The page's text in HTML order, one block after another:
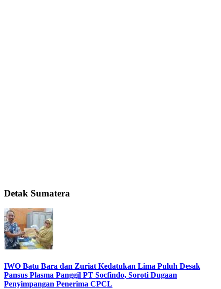
Detak Sumatera
IWO Batu Bara dan Zuriat Kedatukan Lima Puluh Desak
Pansus Plasma Panggil PT Socfindo, Soroti Dugaan
Penyimpangan Penerima CPCL